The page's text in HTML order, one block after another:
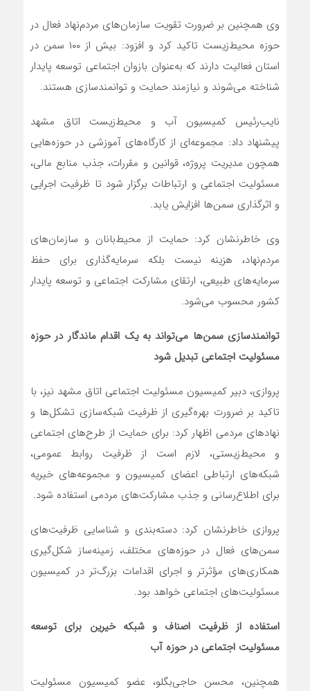
وی همچنین بر ضرورت تقویت سازمان‌های مردم‌نهاد فعال در
حوزه محیط‌زیست تاکید کرد و افزود: بیش از ۱۰۰ سمن در
استان فعالیت دارند که به‌عنوان بازوان اجتماعی توسعه پایدار
شناخته می‌شوند و نیازمند حمایت و توانمندسازی هستند.
نایب‌رئیس کمیسیون آب و محیط‌زیست اتاق مشهد
پیشنهاد داد: مجموعه‌ای از کارگاه‌های آموزشی در حوزه‌هایی
همچون مدیریت پروژه، قوانین و مقررات، جذب منابع مالی،
مسئولیت اجتماعی و ارتباطات برگزار شود تا ظرفیت اجرایی
و اثرگذاری سمن‌ها افزایش یابد.
وی خاطرنشان کرد: حمایت از محیط‌بانان و سازمان‌های
مردم‌نهاد، هزینه نیست بلکه سرمایه‌گذاری برای حفظ
سرمایه‌های طبیعی، ارتقای مشارکت اجتماعی و توسعه پایدار
کشور محسوب می‌شود.
توانمندسازی سمن‌ها می‌تواند به یک اقدام ماندگار در حوزه
مسئولیت اجتماعی تبدیل شود
پروازی، دبیر کمیسیون مسئولیت‌ اجتماعی اتاق مشهد نیز، با
تاکید بر ضرورت بهره‌گیری از ظرفیت شبکه‌سازی تشکل‌ها و
نهادهای مردمی اظهار کرد: برای حمایت از طرح‌های اجتماعی
و محیط‌زیستی، لازم است از ظرفیت روابط عمومی،
شبکه‌های ارتباطی اعضای کمیسیون و مجموعه‌های خیریه
برای اطلاع‌رسانی و جذب مشارکت‌های مردمی استفاده شود.
پروازی خاطرنشان کرد: دسته‌بندی و شناسایی ظرفیت‌های
سمن‌های فعال در حوزه‌های مختلف، زمینه‌ساز شکل‌گیری
همکاری‌های مؤثرتر و اجرای اقدامات بزرگ‌تر در کمیسیون
مسئولیت‌های اجتماعی خواهد بود.
استفاده از ظرفیت اصناف و شبکه خیرین برای توسعه
مسئولیت اجتماعی در حوزه آب
همچنین، محسن حاجی‌بگلو، عضو کمیسیون مسئولیت